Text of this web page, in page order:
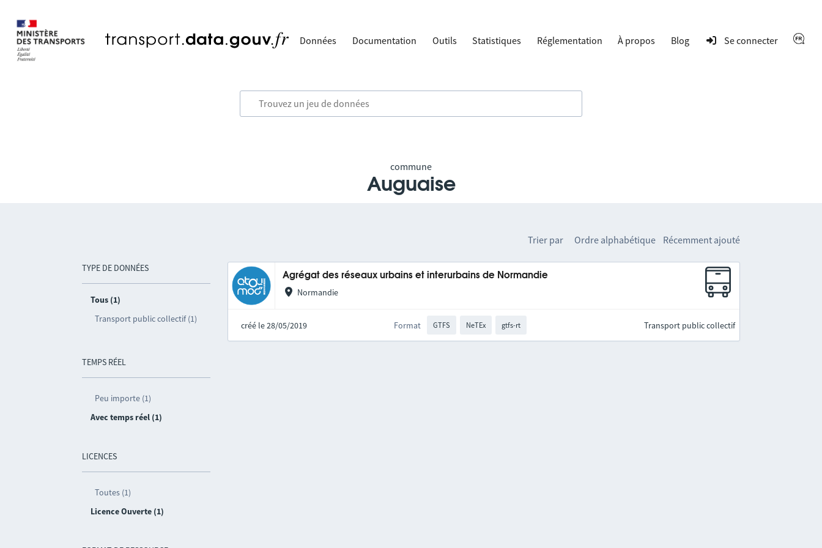
Données Documentation Outils Statistiques Réglementation À propos Blog Se connecter
commune
Auguaise
TYPE DE DONNÉES
Tous (1)
Transport public collectif (1)
TEMPS RÉEL
Peu importe (1)
Avec temps réel (1)
LICENCES
Toutes (1)
Licence Ouverte (1)
Trier par Ordre alphabétique Récemment ajouté
Agrégat des réseaux urbains et interurbains de Normandie
Normandie
créé le 28/05/2019 Format GTFS NeTEx gtfs-rt Transport public collectif